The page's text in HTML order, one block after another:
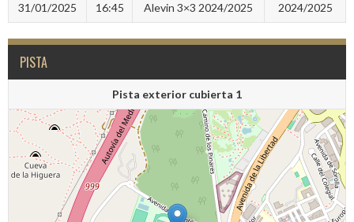
31/01/2025 16:45 Alevin 3×3 2024/2025 2024/2025
PISTA
Pista exterior cubierta 1